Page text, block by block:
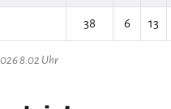
38 6 13
8:02 Uhr